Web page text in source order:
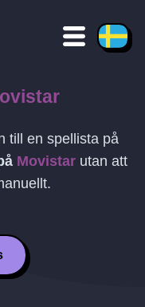
till en spellista på
Movistar utan att